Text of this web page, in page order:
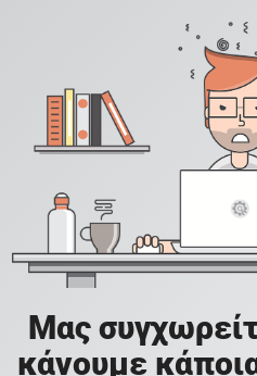
Μας
κάνουμε